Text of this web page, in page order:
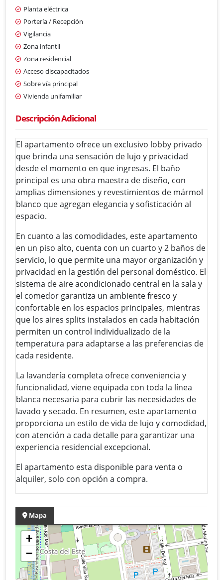
Planta eléctrica
Portería / Recepción
Vigilancia
Zona infantil
Zona residencial
Acceso discapacitados
Sobre vía principal
Vivienda unifamiliar
Descripción Adicional
El apartamento ofrece un exclusivo lobby privado
que brinda una sensación de lujo y privacidad
desde el momento en que ingresas. El baño
principal es una obra maestra de diseño, con
amplias dimensiones y revestimientos de mármol
blanco que agregan elegancia y sofisticación al
espacio.
En cuanto a las comodidades, este apartamento
en un piso alto, cuenta con un cuarto y 2 baños de
servicio, lo que permite una mayor organización y
privacidad en la gestión del personal doméstico. El
sistema de aire acondicionado central en la sala y
el comedor garantiza un ambiente fresco y
confortable en los espacios principales, mientras
que los aires splits instalados en cada habitación
permiten un control individualizado de la
temperatura para adaptarse a las preferencias de
cada residente.
La lavandería completa ofrece conveniencia y
funcionalidad, viene equipada con toda la línea
blanca necesaria para cubrir las necesidades de
lavado y secado. En resumen, este apartamento
proporciona un estilo de vida de lujo y comodidad,
con atención a cada detalle para garantizar una
experiencia residencial excepcional.
El apartamento esta disponible para venta o
alquiler, solo con opción a compra.
Mapa
+
−